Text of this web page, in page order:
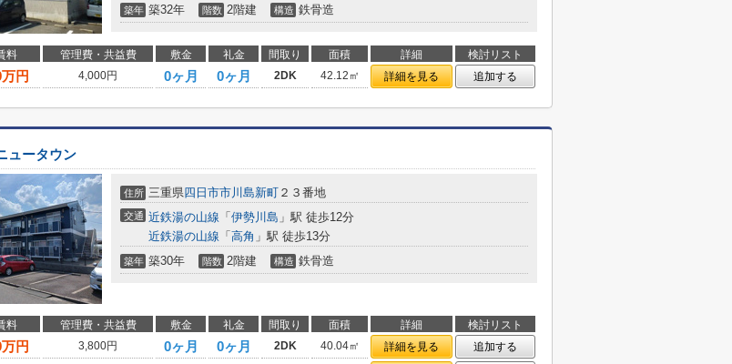
築年 築32年 階数 2階建 構造 鉄骨造
料 管理費・共益費 敷金 礼金 間取り 面積 詳細
検討リスト
万円 4,000円 0ヶ月 0ヶ月 2DK 42.12㎡ 詳細を見る 追加する
ュータウン
住所 三重県四日市市川島新町 ２３番地
交通 近鉄湯の山線 「 伊勢川島 」駅 徒歩12分
近鉄湯の山線 「 高角 」駅 徒歩13分
築年 築30年 階数 2階建 構造 鉄骨造
料 管理費・共益費 敷金 礼金 間取り 面積 詳細
検討リスト
万円 3,800円 0ヶ月 0ヶ月 2DK 40.04㎡ 詳細を見る
追加する